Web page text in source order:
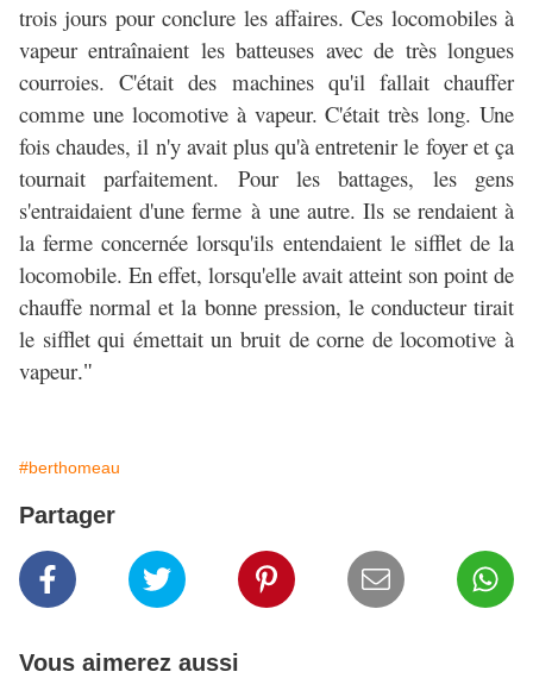
trois jours pour conclure les affaires. Ces locomobiles à
vapeur entraînaient les batteuses avec de très longues
courroies. C'était des machines qu'il fallait chauffer
comme une locomotive à vapeur. C'était très long. Une
fois chaudes, il n'y avait plus qu'à entretenir le foyer et ça
tournait parfaitement. Pour les battages, les gens
s'entraidaient d'une ferme à une autre. Ils se rendaient à
la ferme concernée lorsqu'ils entendaient le sifflet de la
locomobile. En effet, lorsqu'elle avait atteint son point de
chauffe normal et la bonne pression, le conducteur tirait
le sifflet qui émettait un bruit de corne de locomotive à
vapeur."
#berthomeau
Partager
Vous aimerez aussi